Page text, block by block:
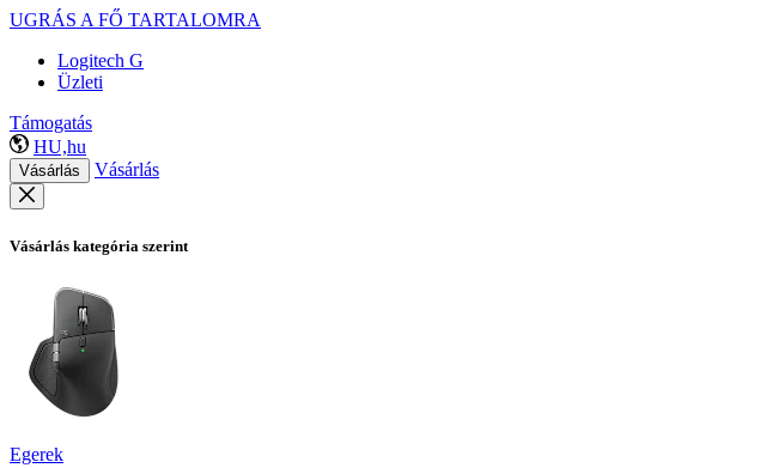
UGRÁS A FŐ TARTALOMRA
Logitech G
Üzleti
Támogatás
HU,hu
Vásárlás Vásárlás
Vásárlás kategória szerint
Egerek